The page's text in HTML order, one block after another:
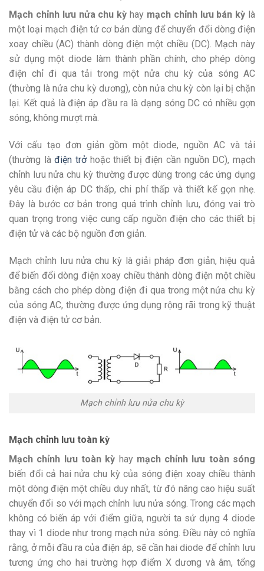
Mạch chỉnh lưu nửa chu kỳ hay mạch chỉnh lưu bán kỳ là
một loại mạch điện tử cơ bản dùng để chuyển đổi dòng điện
xoay chiều (AC) thành dòng điện một chiều (DC). Mạch này
sử dụng một diode làm thành phần chính, cho phép dòng
điện chỉ đi qua tải trong một nửa chu kỳ của sóng AC
(thường là nửa chu kỳ dương), còn nửa chu kỳ còn lại bị chặn
lại. Kết quả là điện áp đầu ra là dạng sóng DC có nhiều gợn
sóng, không mượt mà.
Với cấu tạo đơn giản gồm một diode, nguồn AC và tải
(thường làđiện trởhoặc thiết bị điện cần nguồn DC), mạch
chỉnh lưu nửa chu kỳ thường được dùng trong các ứng dụng
yêu cầu điện áp DC thấp, chi phí thấp và thiết kế gọn nhẹ.
Đây là bước cơ bản trong quá trình chỉnh lưu, đóng vai trò
quan trọng trong việc cung cấp nguồn điện cho các thiết bị
điện tử và các bộ nguồn đơn giản.
Mạch chỉnh lưu nửa chu kỳ là giải pháp đơn giản, hiệu quả
để biến đổi dòng điện xoay chiều thành dòng điện một chiều
bằng cách cho phép dòng điện đi qua trong một nửa chu kỳ
của sóng AC, thường được ứng dụng rộng rãi trong kỹ thuật
điện và điện tử cơ bản.
Mạch chỉnh lưu nửa chu kỳ
Mạch chỉnh lưu toàn kỳ
Mạch chỉnh lưu toàn kỳ hay mạch chỉnh lưu toàn sóng
biến đổi cả hai nửa chu kỳ của sóng điện xoay chiều thành
một dòng điện một chiều duy nhất, từ đó nâng cao hiệu suất
chuyển đổi so với mạch chỉnh lưu nửa sóng. Trong các mạch
không có biến áp với điểm giữa, người ta sử dụng 4 diode
thay vì 1 diode như trong mạch nửa sóng. Điều này có nghĩa
rằng, ở mỗi đầu ra của điện áp, sẽ cần hai diode để chỉnh lưu
tương ứng cho hai trường hợp điểm X dương và âm, tổng